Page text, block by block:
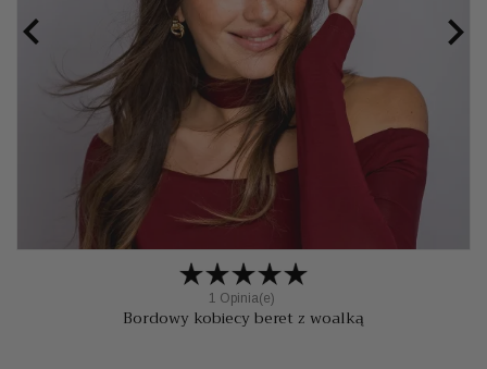
1 Opinia(e)
Bordowy kobiecy beret z woalką
 